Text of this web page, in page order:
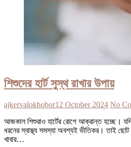
শিশুদের হার্ট সুস্থ রাখার উপায়
ajkervalokhobor12 October 2024 No
আজকাল শিশুরাও হার্টের রোগে আক্রান্ত হচ্ছে।
ধরনের স্বাস্থ্য সমস্যা অবশ্যই ভীতিকর। তাই
খাবার…